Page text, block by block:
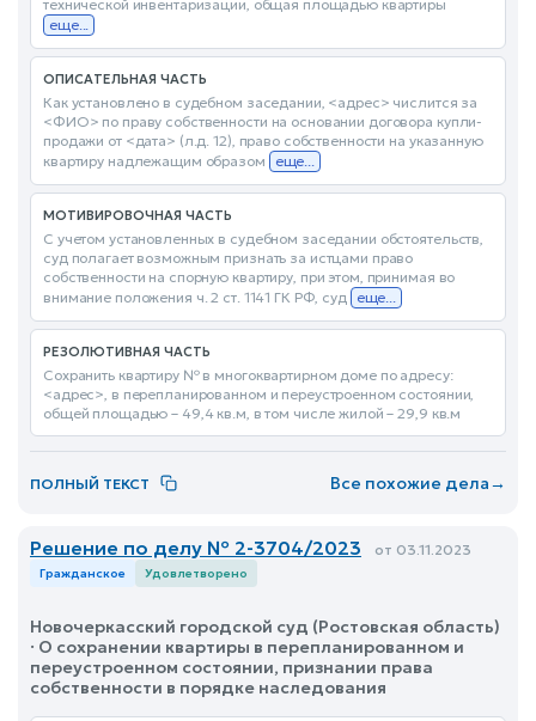
технической инвентаризации, общая площадью квартиры
еще...
ОПИСАТЕЛЬНАЯ ЧАСТЬ
Как установлено в судебном заседании, <адрес> числится за
<ФИО> по праву собственности на основании договора купли-
продажи от <дата> (л.д. 12), право собственности на указанную
квартиру надлежащим образом
еще...
МОТИВИРОВОЧНАЯ ЧАСТЬ
С учетом установленных в судебном заседании обстоятельств,
суд полагает возможным признать за истцами право
собственности на спорную квартиру, при этом, принимая во
внимание положения ч. 2 ст. 1141 ГК РФ, суд еще...
РЕЗОЛЮТИВНАЯ ЧАСТЬ
Сохранить квартиру № в многоквартирном доме по адресу:
<адрес>, в перепланированном и переустроенном состоянии,
общей площадью – 49,4 кв.м, в том числе жилой – 29,9 кв.м
ПОЛНЫЙ ТЕКСТ Все похожие дела→
Решение по делу № 2-3704/2023 от 03.11.2023
Гражданское Удовлетворено
Новочеркасский городской суд (Ростовская область)
· О сохранении квартиры в перепланированном и
переустроенном состоянии, признании права
собственности в порядке наследования